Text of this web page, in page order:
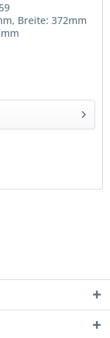
Breite: 372mm